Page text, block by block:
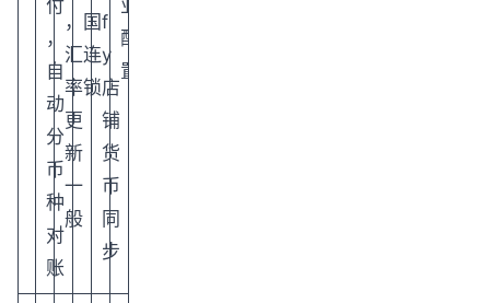
付
，
自
动
分
币
种
对
账
，
汇
率
更
新
一
般
国
连
锁
f
y
店
铺
货
币
同
步
业
配
置